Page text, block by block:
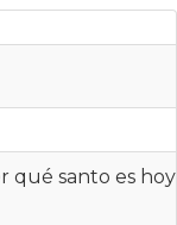
qué santo es hoy